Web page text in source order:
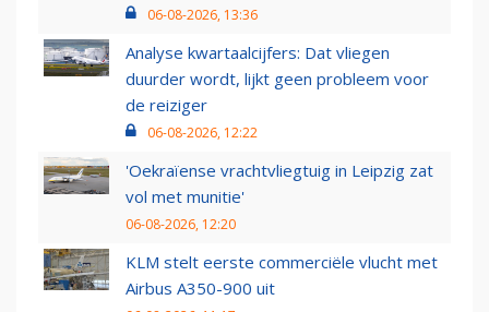
06-08-2026, 13:36
Analyse kwartaalcijfers: Dat vliegen
duurder wordt, lijkt geen probleem voor
de reiziger
06-08-2026, 12:22
'Oekraïense vrachtvliegtuig in Leipzig zat
vol met munitie'
06-08-2026, 12:20
KLM stelt eerste commerciële vlucht met
Airbus A350-900 uit